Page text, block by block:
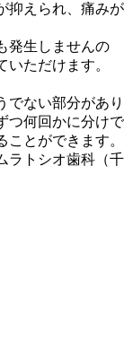
抑えられ、痛みが
発生しませんの
ただけます。
でない部分があり
つ何回かに分けで
とができます。
ラトシオ歯科（千